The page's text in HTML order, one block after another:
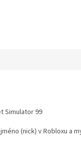
Simulator 99
(nick) v Robloxu a